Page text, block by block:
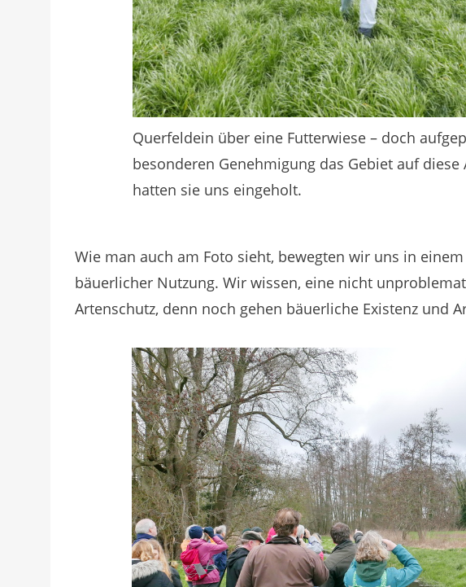
Querfeldein über eine Futterwiese – doch
besonderen Genehmigung das Gebiet auf
hatten sie uns eingeholt.
Wie man auch am Foto sieht, bewegten wir uns in
bäuerlicher Nutzung. Wir wissen, eine nicht
Artenschutz, denn noch gehen bäuerliche Existenz und